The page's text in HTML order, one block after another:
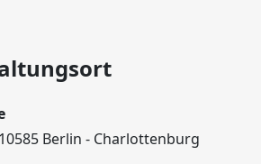
Berlin - Charlottenburg